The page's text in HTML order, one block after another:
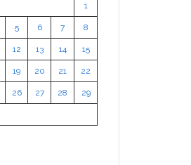
1
5 6 7 8
12 13 14 15
19 20 21 22
26 27 28 29